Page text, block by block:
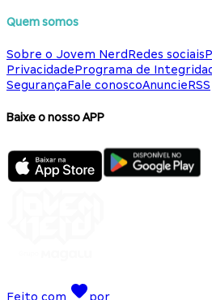
Quem somos
Sobre o Jovem NerdRedes sociais
PrivacidadePrograma de
SegurançaFale conoscoAnuncieRSS
Baixe o nosso APP
Feito com
por